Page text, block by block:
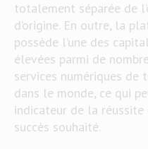
totalement séparée de
d’origine. En outre, la
possède l’une des
élevées parmi de
services numériques de
dans le monde, ce qui
indicateur de la réussite
succès souhaité.